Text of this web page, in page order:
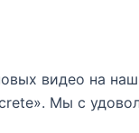
видео на наш
Мы с